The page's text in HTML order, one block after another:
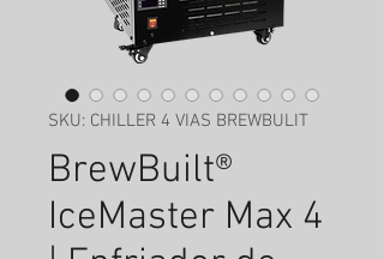
SKU: CHILLER 4 VIAS BREWBULIT
BrewBuilt®
IceMaster Max 4